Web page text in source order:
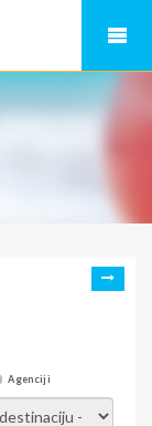
Agenciji
-